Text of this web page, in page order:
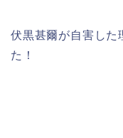
伏黒甚爾が自害した
た！